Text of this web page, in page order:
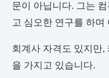
문이 아닙니다. 그는
고 심오한 연구를 하며
회계사 자격도 있지만,
을 가지고 있습니다.